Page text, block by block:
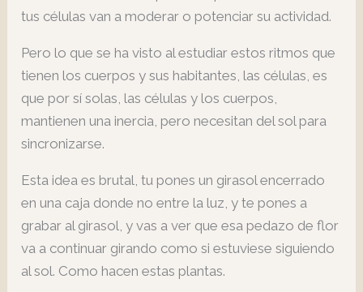
tus células van a moderar o potenciar su actividad.
Pero lo que se ha visto al estudiar estos ritmos que
tienen los cuerpos y sus habitantes, las células, es
que por sí solas, las células y los cuerpos,
mantienen una inercia, pero necesitan del sol para
sincronizarse.
Esta idea es brutal, tu pones un girasol encerrado
en una caja donde no entre la luz, y te pones a
grabar al girasol, y vas a ver que esa pedazo de flor
va a continuar girando como si estuviese siguiendo
al sol. Como hacen estas plantas.